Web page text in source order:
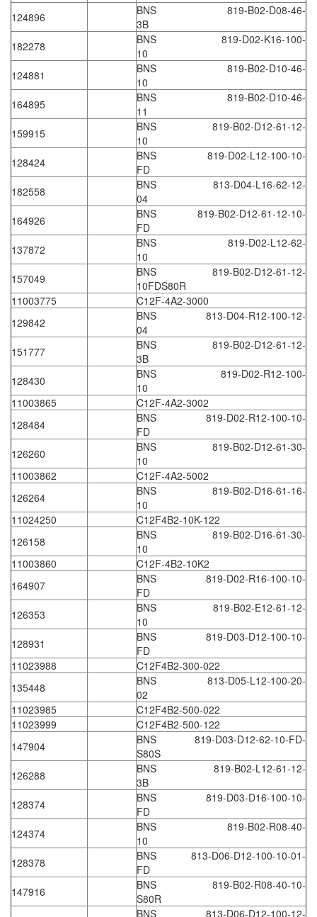
Eaton
EBMPAPST
ECKERLE
ECONEX
Edward
EES
Eilersen Vietnam
Ekstrom-Carlson
Elands Cable Vietnam
Elap Vietnam
Electro Adda
Electro Industries
Electronic Design System S.R.L Vietnam
Electronics Inc. Viet Nam
Electro-Sensors Vietnam
Elektrogas Vietnam
Elektrophysik Vietnam
elesa-ganter
ELETTA
Elettrotek Kabel
ELGO Electronic
ELIS PLZEŇ
ELMEKO
ELMESS-Thermosystemtechnik
Eltex-Elektrostatik
ELTRA Encoder
ELVEM Vietnam
Emaco
EMC PARTNER
EMCSOSIN
EMG
Emotron
ENCEL Vietnam
Enensys Vietnam
Enerdoor
Enerpac
124896
BNS 819-B02-D08-46-
3B
182278
BNS 819-D02-K16-100-
10
124881
BNS 819-B02-D10-46-
10
164895
BNS 819-B02-D10-46-
11
159915
BNS 819-B02-D12-61-12-
10
128424
BNS 819-D02-L12-100-10-
FD
182558
BNS 813-D04-L16-62-12-
04
164926
BNS 819-B02-D12-61-12-10-
FD
137872
BNS 819-D02-L12-62-
10
157049
BNS 819-B02-D12-61-12-
10FDS80R
11003775
C12F-4A2-3000
129842
BNS 813-D04-R12-100-12-
04
151777
BNS 819-B02-D12-61-12-
3B
128430
BNS 819-D02-R12-100-
10
11003865
C12F-4A2-3002
128484
BNS 819-D02-R12-100-10-
FD
126260
BNS 819-B02-D12-61-30-
10
11003862
C12F-4A2-5002
126264
BNS 819-B02-D16-61-16-
10
11024250
C12F4B2-10K-122
126158
BNS 819-B02-D16-61-30-
10
11003860
C12F-4B2-10K2
164907
BNS 819-D02-R16-100-10-
FD
126353
BNS 819-B02-E12-61-12-
10
128931
BNS 819-D03-D12-100-10-
FD
11023988
C12F4B2-300-022
135448
BNS 813-D05-L12-100-20-
02
11023985
C12F4B2-500-022
11023999
C12F4B2-500-122
147904
BNS 819-D03-D12-62-10-FD-
S80S
126288
BNS 819-B02-L12-61-12-
3B
128374
BNS 819-D03-D16-100-10-
FD
124374
BNS 819-B02-R08-40-
10
128378
BNS 813-D06-D12-100-10-01-
FD
147916
BNS 819-B02-R08-40-10-
S80R
BNS 813-D06-D12-100-12-